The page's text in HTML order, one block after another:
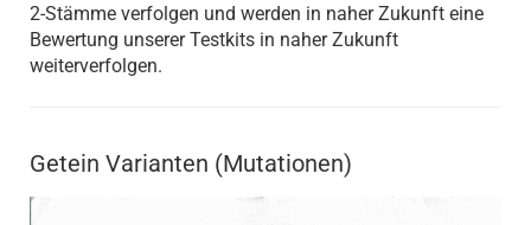
2-Stämme verfolgen und werden in naher Zukunft eine
Bewertung unserer Testkits in naher Zukunft
weiterverfolgen.
Getein Varianten (Mutationen)